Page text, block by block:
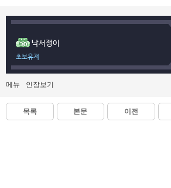
낙서쟁이
초보유저
메뉴 인장보기
목록 본문 이전